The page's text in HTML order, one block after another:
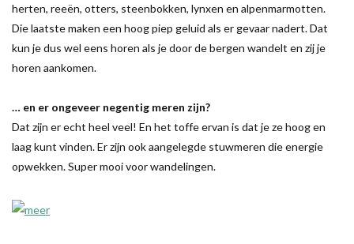
herten, reeën, otters, steenbokken, lynxen en alpenmarmotten.
Die laatste maken een hoog piep geluid als er gevaar nadert. Dat
kun je dus wel eens horen als je door de bergen wandelt en zij je
horen aankomen.
… en er ongeveer negentig meren zijn?
Dat zijn er echt heel veel! En het toffe ervan is dat je ze hoog en
laag kunt vinden. Er zijn ook aangelegde stuwmeren die energie
opwekken. Super mooi voor wandelingen.